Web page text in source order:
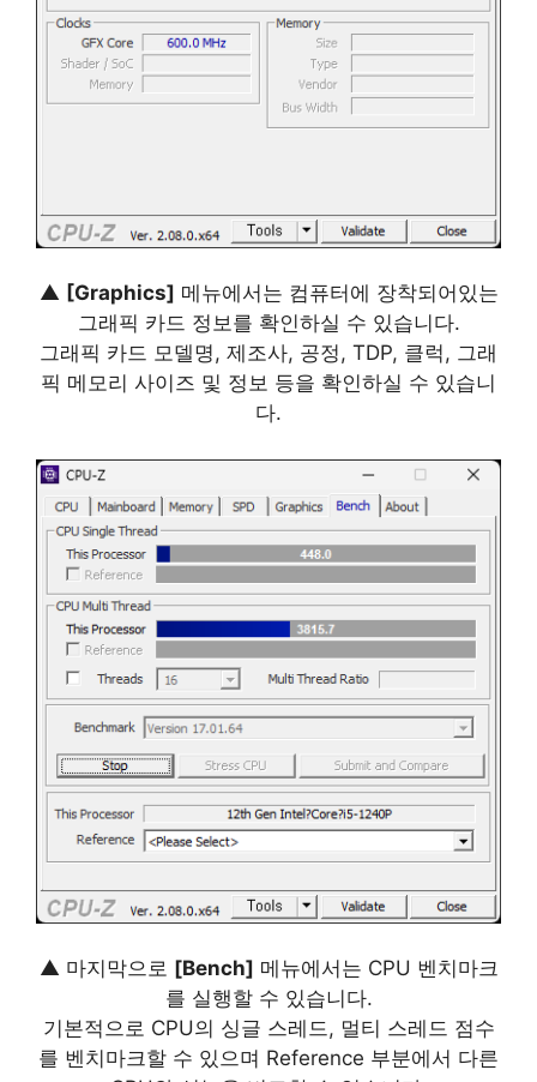
▲ [Graphics] 메뉴에서는 컴퓨터에 장착되어있는
그래픽 카드 정보를 확인하실 수 있습니다.
그래픽 카드 모델명, 제조사, 공정, TDP, 클럭, 그래
픽 메모리 사이즈 및 정보 등을 확인하실 수 있습니
다.
▲ 마지막으로 [Bench] 메뉴에서는 CPU 벤치마크
를 실행할 수 있습니다.
기본적으로 CPU의 싱글 스레드, 멀티 스레드 점수
를 벤치마크할 수 있으며 Reference 부분에서 다른